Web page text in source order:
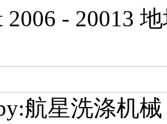
2006 - 20013
航星洗涤机